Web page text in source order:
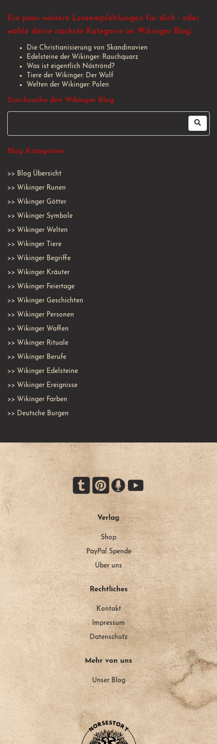
Ein paar weitere Leseempfehlungen für dich - oder
wähle deine nächste Kategorie im Wikinger Blog:
Die Christianisierung von Skandinavien
Edelsteine der Wikinger: Rauchquarz
Was ist eigentlich Náströnd?
Tiere der Wikinger: Der Wolf
Welten der Wikinger: Polen
Durchsuche den Wikinger Blog
Blog Kategorien
>> Blog Übersicht
>> Wikinger Runen
>> Wikinger Götter
>> Wikinger Symbole
>> Wikinger Welten
>> Wikinger Tiere
>> Wikinger Begriffe
>> Wikinger Kräuter
>> Wikinger Feiertage
>> Wikinger Geschichten
>> Wikinger Personen
>> Wikinger Waffen
>> Wikinger Rituale
>> Wikinger Berufe
>> Wikinger Edelsteine
>> Wikinger Ereignisse
>> Wikinger Farben
>> Deutsche Burgen
Verlag
Shop
PayPal Spende
Über uns
Rechtliches
Kontakt
Impressum
Datenschutz
Mehr von uns
Unser Blog